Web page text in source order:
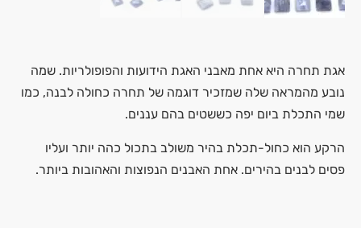
אגת תחרה היא אחת מאבני האגת הידועות והפופולריות. שמה
נובע מהמראה שלה שמזכיר דוגמה של תחרה כחולה לבנה, כמו
שמי התכלת ביום יפה כששטים בהם עננים.
הרקע הוא כחול-תכלת בהיר משולב בתכול כהה יותר ועליו
פסים לבנים בהירים. אחת האבנים הנפוצות והאהובות ביותר.